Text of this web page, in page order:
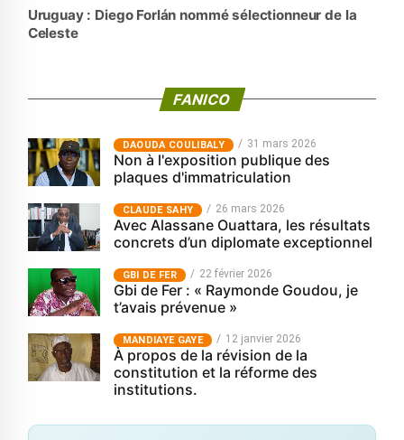
Uruguay : Diego Forlán nommé sélectionneur de la
Celeste
FANICO
‎DAOUDA COULIBALY 31 mars 2026
Non à l'exposition publique des
plaques d'immatriculation
CLAUDE SAHY 26 mars 2026
Avec Alassane Ouattara, les résultats
concrets d’un diplomate exceptionnel
GBI DE FER 22 février 2026
Gbi de Fer : « Raymonde Goudou, je
t’avais prévenue »
MANDIAYE GAYE 12 janvier 2026
À propos de la révision de la
constitution et la réforme des
institutions.